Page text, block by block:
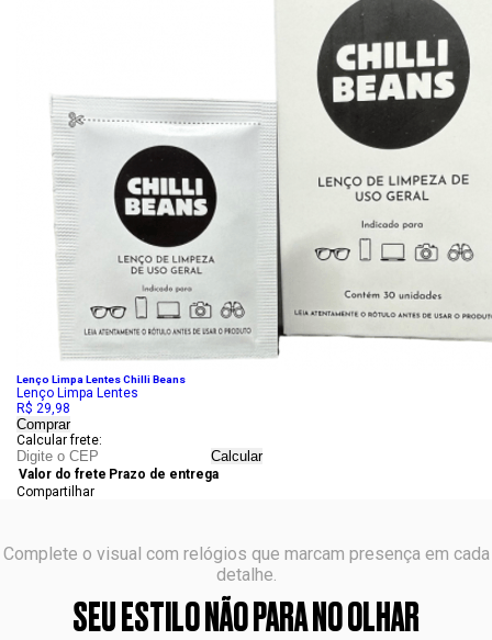
Lenço Limpa Lentes Chilli Beans
Lenço Limpa Lentes
R$ 29,98
Comprar
Calcular frete:
Calcular
Valor do frete Prazo de entrega
Compartilhar
Complete o visual com relógios que marcam presença em cada
detalhe.
SEU ESTILO NÃO PARA NO OLHAR